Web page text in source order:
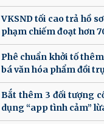
VKSND tối cao trả hồ
phạm chiếm đoạt hơn
Phê chuẩn khởi tố
bá văn hóa phẩm đồi
Bắt thêm 3 đối tượng
dụng “app tình cảm”